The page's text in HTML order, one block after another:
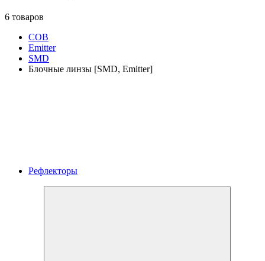
6 товаров
COB
Emitter
SMD
Блочные линзы [SMD, Emitter]
Рефлекторы